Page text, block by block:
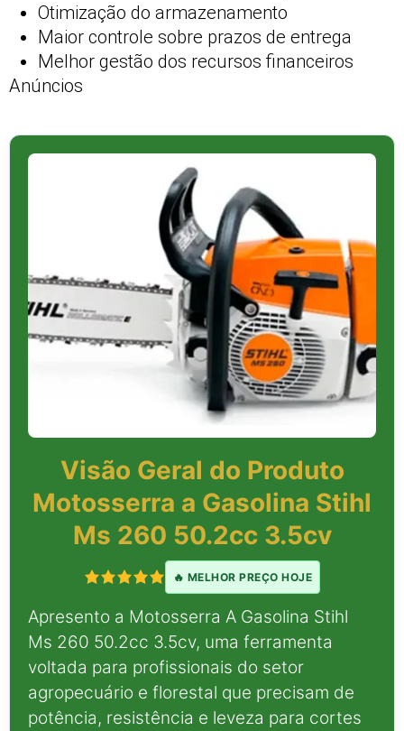
Otimização do armazenamento
Maior controle sobre prazos de entrega
Melhor gestão dos recursos financeiros
Anúncios
Visão Geral do Produto
Motosserra a Gasolina Stihl
Ms 260 50.2cc 3.5cv
🔥 MELHOR PREÇO HOJE
Apresento a Motosserra A Gasolina Stihl
Ms 260 50.2cc 3.5cv, uma ferramenta
voltada para profissionais do setor
agropecuário e florestal que precisam de
potência, resistência e leveza para cortes